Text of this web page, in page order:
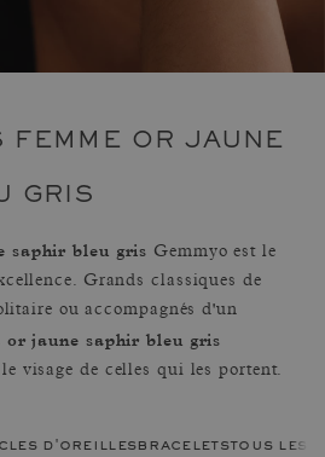
FEMME OR JAUNE
GRIS
saphir bleu gris Gemmyo est le
Grands classiques de
ou accompagnés d'un
or jaune saphir bleu gris
visage de celles qui les portent.
d'oreillesbraceletstous les